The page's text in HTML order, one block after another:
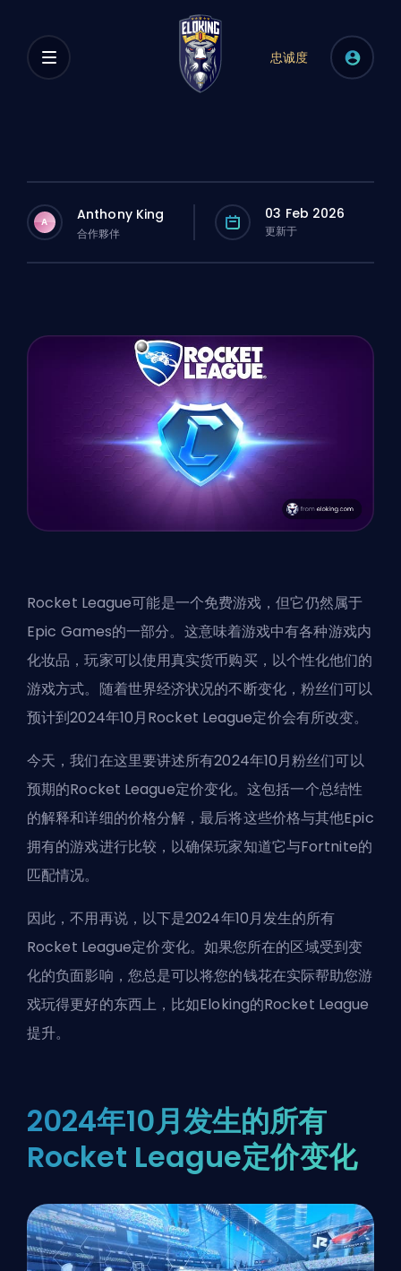
忠诚度
A Anthony King
合作夥伴
03 Feb 2026
更新于
Rocket League可能是一个免费游戏，但它仍然属于
Epic Games的一部分。这意味着游戏中有各种游戏内
化妆品，玩家可以使用真实货币购买，以个性化他们的
游戏方式。随着世界经济状况的不断变化，粉丝们可以
预计到2024年10月Rocket League定价会有所改变。
今天，我们在这里要讲述所有2024年10月粉丝们可以
预期的Rocket League定价变化。这包括一个总结性
的解释和详细的价格分解，最后将这些价格与其他Epic
拥有的游戏进行比较，以确保玩家知道它与Fortnite的
匹配情况。
因此，不用再说，以下是2024年10月发生的所有
Rocket League定价变化。如果您所在的区域受到变
化的负面影响，您总是可以将您的钱花在实际帮助您游
戏玩得更好的东西上，比如Eloking的Rocket League
提升。
2024年10月发生的所有
Rocket League定价变化